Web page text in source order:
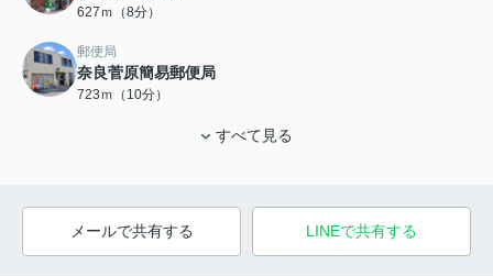
627ｍ（8分）
郵便局
奈良菅原簡易郵便局
723ｍ（10分）
すべて見る
メールで共有する LINEで共有する